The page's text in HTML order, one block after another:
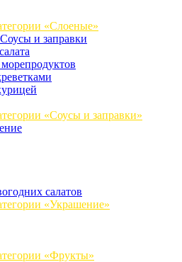
«Слоеные»
Соусы и заправки
«Соусы и заправки»
салатов
«Украшение»
«Фрукты»